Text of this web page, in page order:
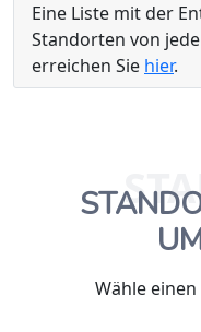
Eine Liste mit der
Standorten von
erreichen Sie hier.
Wähle